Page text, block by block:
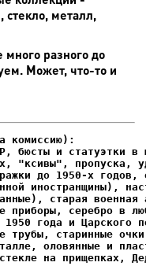
металл,
разного до
Может, что-то и
бюсты и статуэтки в
"ксивы", пропуска,
на прищепках,